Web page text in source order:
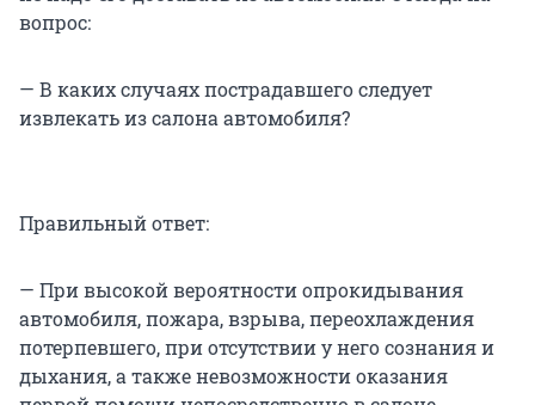
вопрос:
— В каких случаях пострадавшего следует
извлекать из салона автомобиля?
Правильный ответ:
— При высокой вероятности опрокидывания
автомобиля, пожара, взрыва, переохлаждения
потерпевшего, при отсутствии у него сознания и
дыхания, а также невозможности оказания